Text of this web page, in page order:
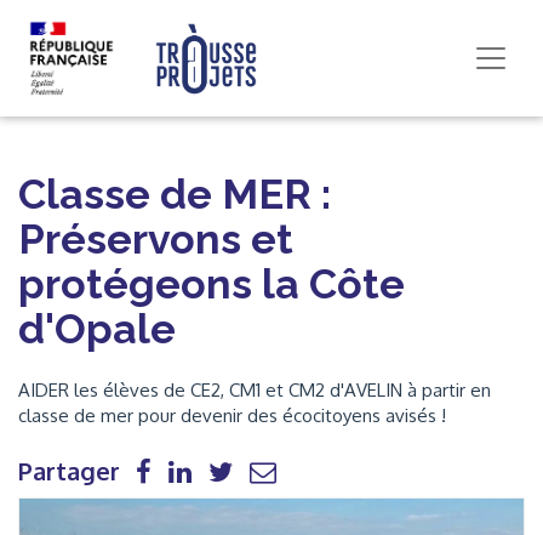
Classe de MER :
Préservons et
protégeons la Côte
d'Opale
AIDER les élèves de CE2, CM1 et CM2 d'AVELIN à partir en
classe de mer pour devenir des écocitoyens avisés !
Partager